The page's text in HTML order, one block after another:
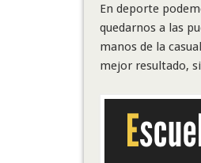
En deporte
quedarnos a las
manos de la
mejor resultado,